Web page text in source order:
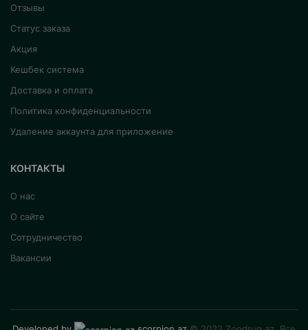
Отзывы
Статус заказа
Акция
Кешбек система
Доставка и оплата
Политика конфиденциальности
Удаление аккаунта для приложение
КОНТАКТЫ
О нас
О сайте
Сотрудничество
Вакансии